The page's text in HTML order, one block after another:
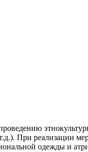
При реализации
одежды и